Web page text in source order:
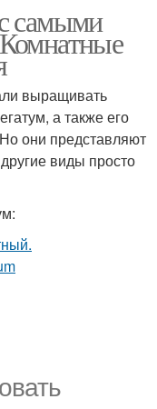
самыми
выращивать
а также его
они представляют
виды просто